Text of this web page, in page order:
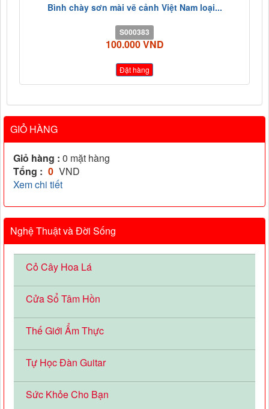
Bình chày sơn mài vẽ cảnh Việt Nam loại...
S000383
100.000 VND
Đặt hàng
GIỎ HÀNG
Giỏ hàng : 0 mặt hàng
Tổng : 0 VND
Xem chi tiết
Nghệ Thuật và Đời Sống
Cỏ Cây Hoa Lá
Cửa Sổ Tâm Hồn
Thế Giới Ẩm Thực
Tự Học Đàn Guitar
Sức Khỏe Cho Bạn